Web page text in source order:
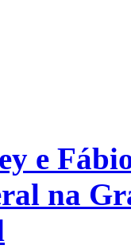
e
na